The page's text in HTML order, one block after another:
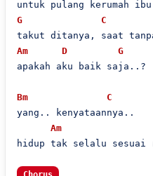
G
C
Am
D
G
apakah aku baik saja..?
Bm
C
yang.. kenyataannya..
Am
hidup tak selalu sesuai